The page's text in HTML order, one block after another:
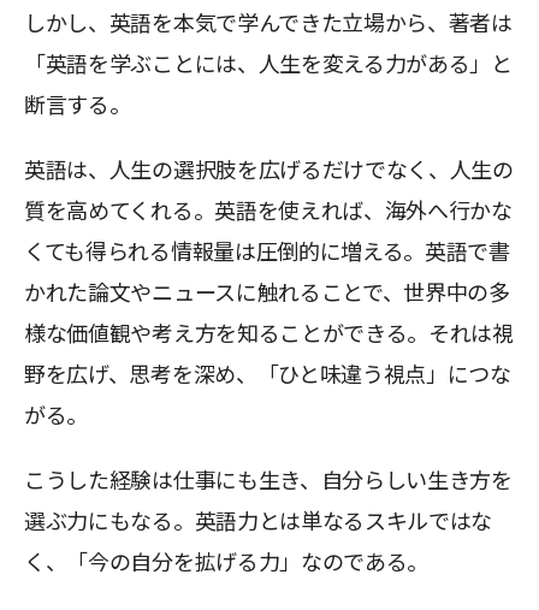
しかし、英語を本気で学んできた立場から、著者は
「英語を学ぶことには、人生を変える力がある」と
断言する。
英語は、人生の選択肢を広げるだけでなく、人生の
質を高めてくれる。英語を使えれば、海外へ行かな
くても得られる情報量は圧倒的に増える。英語で書
かれた論文やニュースに触れることで、世界中の多
様な価値観や考え方を知ることができる。それは視
野を広げ、思考を深め、「ひと味違う視点」につな
がる。
こうした経験は仕事にも生き、自分らしい生き方を
選ぶ力にもなる。英語力とは単なるスキルではな
く、「今の自分を拡げる力」なのである。